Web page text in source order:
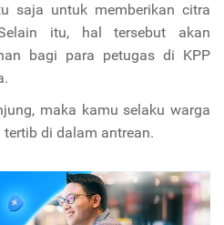
saja untuk memberikan citra
itu, hal tersebut akan
bagi para petugas di KPP
maka kamu selaku warga
di dalam antrean.